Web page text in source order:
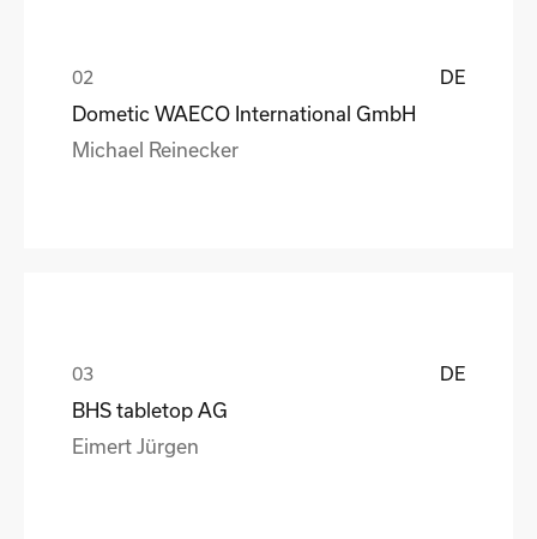
DE
Dometic WAECO International GmbH
Michael Reinecker
DE
BHS tabletop AG
Eimert Jürgen